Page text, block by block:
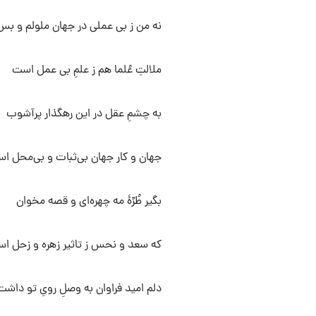
نه من ز بی عملی در جهان ملولم و
ملالتِ عُلما هم ز علمِ بی عمل است
به چشمِ عقل در این رهگذار پرآشوب
جهان و کار جهان بی‌ثبات و بی‌محل
بگیر طُرِّهٔ مه چهره‌ای و قصه مخوان
که سعد و نحس ز تاثیر زهره و زحل
دلم امید فراوان به وصلِ رویِ تو